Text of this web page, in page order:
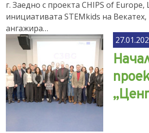
г. Заедно с проекта CHIPS of
инициативата STEMkids на
ангажира…